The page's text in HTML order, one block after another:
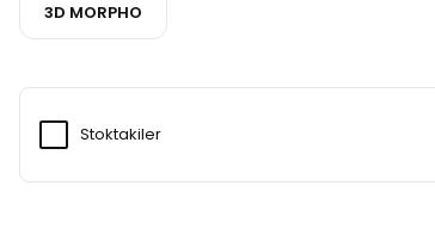
3D MORPHO
Stoktakiler